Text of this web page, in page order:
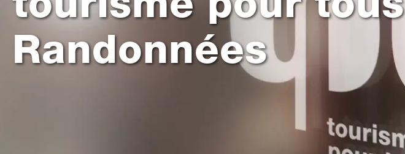
Randonnées